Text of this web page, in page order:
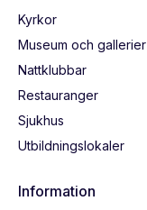
Kyrkor
Museum och gallerier
Nattklubbar
Restauranger
Sjukhus
Utbildningslokaler
Information